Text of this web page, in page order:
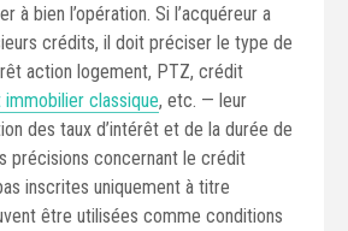
à bien l’opération. Si l’acquéreur a
crédits, il doit préciser le type de
action logement, PTZ, crédit
immobilier classique, etc. — leur
des taux d’intérêt et de la durée de
précisions concernant le crédit
inscrites uniquement à titre
être utilisées comme conditions